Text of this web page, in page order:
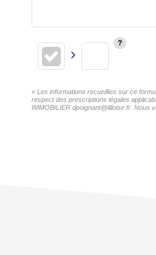
« Les informations recueillies sur ce
respect des prescriptions légales
IMMOBILIER dpoignant@lilloise.fr. Nous